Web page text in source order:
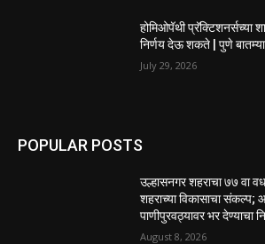
होमिओपॅथी प्रॅक्टिशनर्सच्या
निर्णय देऊ शकते | पुणे बातम्या
July 29, 2026
POPULAR POSTS
उल्हासनगर शहराचा ७७ वा
शहराच्या विकासाचा
पाणीपुरवठ्यावर भर देण्याचा
August 8, 2026